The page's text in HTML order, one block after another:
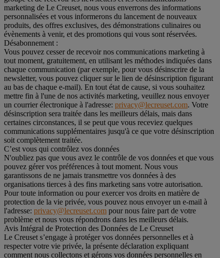
marketing de Le Creuset, nous vous enverrons des informations
personnalisées et vous informerons du lancement de nouveaux
produits, des offres exclusives, des démonstrations culinaires ou
évènements à venir, et des promotions qui vous sont réservées.
Désabonnement :
Vous pouvez cesser de recevoir nos communications marketing à
tout moment, gratuitement, en utilisant les méthodes indiquées dans
chaque communication (par exemple, pour vous désinscrire de la
newsletter, vous pouvez cliquer sur le lien de désinscription figurant
au bas de chaque e-mail). En tout état de cause, si vous souhaitez
mettre fin à l'une de nos activités marketing, veuillez nous envoyer
un courrier électronique à l'adresse: privacy@lecreuset.com. Votre
désinscription sera traitée dans les meilleurs délais, mais dans
certaines circonstances, il se peut que vous receviez quelques
communications supplémentaires jusqu'à ce que votre désinscription
soit complètement traitée.
C’est vous qui contrôlez vos données
N'oubliez pas que vous avez le contrôle de vos données et que vous
pouvez gérer vos préférences à tout moment. Nous vous
garantissons de ne jamais transmettre vos données à des
organisations tierces à des fins marketing sans votre autorisation.
Pour toute information ou pour exercer vos droits en matière de
protection de la vie privée, vous pouvez nous envoyer un e-mail à
l'adresse: privacy@lecreuset.com pour nous faire part de votre
problème et nous vous répondrons dans les meilleurs délais.
Avis Intégral de Protection des Données de Le Creuset
Le Creuset s’engage à protéger vos données personnelles et à
respecter votre vie privée, la présente déclaration expliquant
comment nous collectons et gérons vos données personnelles en